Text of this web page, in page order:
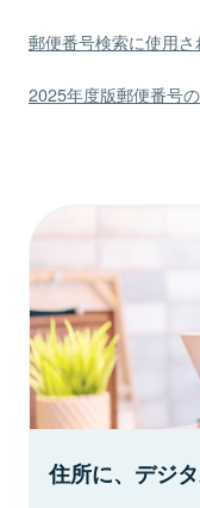
郵便番号検索に使用
2025年度版郵便番号
住所に、デジ